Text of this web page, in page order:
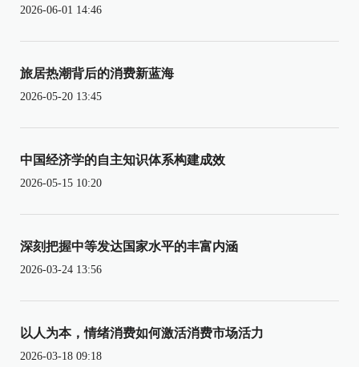
2026-06-01 14:46
旅居热潮背后的消费新蓝海
2026-05-20 13:45
中国经济学的自主知识体系构建成效
2026-05-15 10:20
深刻把握中等发达国家水平的丰富内涵
2026-03-24 13:56
以人为本，情绪消费如何激活消费市场活力
2026-03-18 09:18